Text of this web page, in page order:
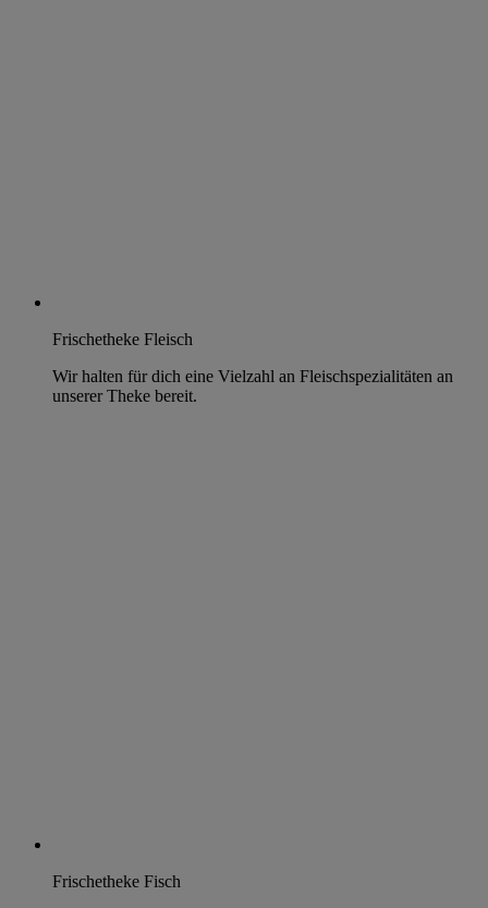
Frischetheke Fleisch
Wir halten für dich eine Vielzahl an Fleischspezialitäten an
unserer Theke bereit.
Frischetheke Fisch